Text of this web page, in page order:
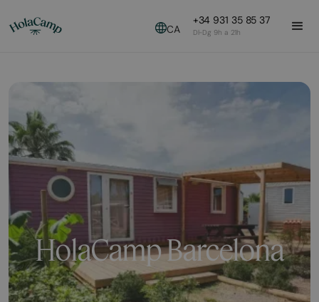
CA
+34 931 35 85 37
Dl-Dg 9h a 21h
HolaCamp Barcelona